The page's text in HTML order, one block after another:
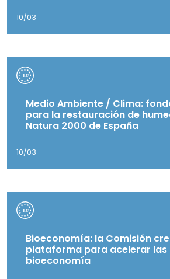
10/03
Medio Ambiente / Clima:
para la restauración de
Natura 2000 de España
10/03
Bioeconomía: la Comisión
plataforma para acelerar las
bioeconomía